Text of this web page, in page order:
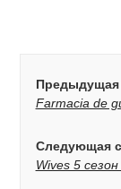
Предыдущая
Farmacia de
Следующая
Wives 5